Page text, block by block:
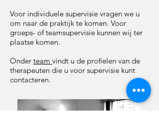
Voor individuele supervisie vragen we u
om naar de praktijk te komen. Voor
groeps- of teamsupervisie kunnen wij ter
plaatse komen.
Onder team vindt u de profielen van de
therapeuten die u voor supervisie kunt
contacteren.